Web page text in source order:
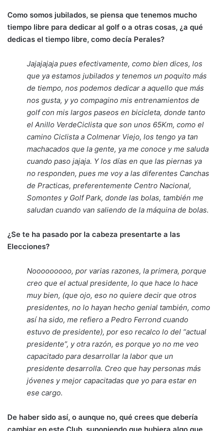
Como somos jubilados, se piensa que tenemos mucho
tiempo libre para dedicar al golf o a otras cosas, ¿a qué
dedicas el tiempo libre, como decía Perales?
Jajajajaja pues efectivamente, como bien dices, los
que ya estamos jubilados y tenemos un poquito más
de tiempo, nos podemos dedicar a aquello que más
nos gusta, y yo compagino mis entrenamientos de
golf con mis largos paseos en bicicleta, donde tanto
el Anillo VerdeCiclista que son unos 65Km, como el
camino Ciclista a Colmenar Viejo, los tengo ya tan
machacados que la gente, ya me conoce y me saluda
cuando paso jajaja. Y los días en que las piernas ya
no responden, pues me voy a las diferentes Canchas
de Practicas, preferentemente Centro Nacional,
Somontes y Golf Park, donde las bolas, también me
saludan cuando van saliendo de la máquina de bolas.
¿Se te ha pasado por la cabeza presentarte a las
Elecciones?
Nooooooooo, por varias razones, la primera, porque
creo que el actual presidente, lo que hace lo hace
muy bien, (que ojo, eso no quiere decir que otros
presidentes, no lo hayan hecho genial también, como
así ha sido, me refiero a Pedro Ferrond cuando
estuvo de presidente), por eso recalco lo del “actual
presidente”, y otra razón, es porque yo no me veo
capacitado para desarrollar la labor que un
presidente desarrolla. Creo que hay personas más
jóvenes y mejor capacitadas que yo para estar en
ese cargo.
De haber sido así, o aunque no, qué crees que debería
cambiar en este Club, suponiendo que hubiera algo que